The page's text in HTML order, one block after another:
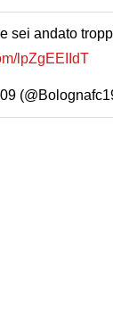
sei andato
lpZgEEIIdT